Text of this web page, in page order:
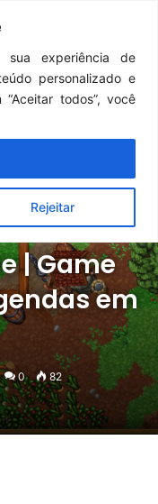
sua experiência de
personalizado e
todos”, você
Rejeitar
| Game
em
0 82